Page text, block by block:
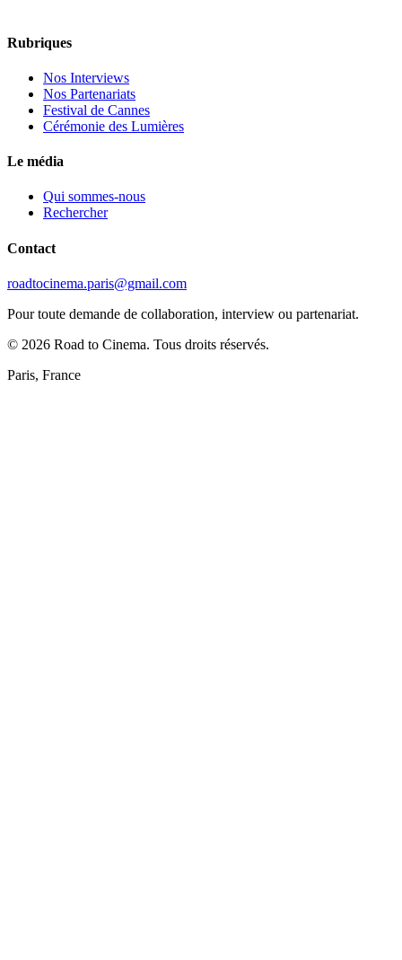
Rubriques
Nos Interviews
Nos Partenariats
Festival de Cannes
Cérémonie des Lumières
Le média
Qui sommes-nous
Rechercher
Contact
roadtocinema.paris@gmail.com
Pour toute demande de collaboration, interview ou partenariat.
© 2026 Road to Cinema. Tous droits réservés.
Paris, France